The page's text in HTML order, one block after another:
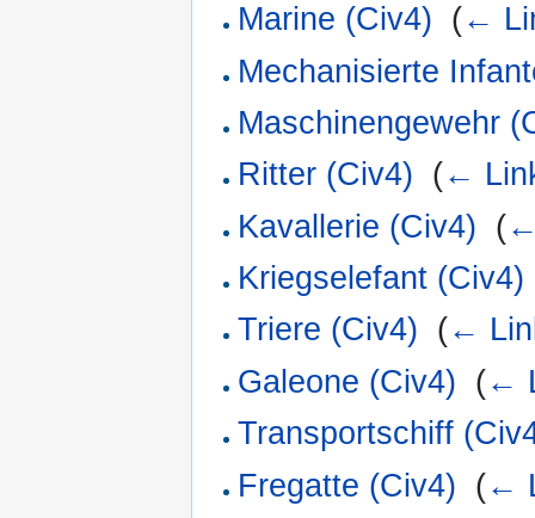
Marine (Civ4) (←
Mechanisierte
Maschinengewehr
Ritter (Civ4) (←
Kavallerie (Civ4) (
Kriegselefant (Civ4)
Triere (Civ4) (←
Galeone (Civ4) (←
Transportschiff
Fregatte (Civ4) (←